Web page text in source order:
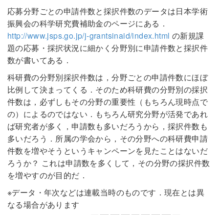
応募分野ごとの申請件数と採択件数のデータは日本学術
振興会の科学研究費補助金のページにある．
http://www.jsps.go.jp/j-grantsinaid/index.html の新規課
題の応募・採択状況に細かく分野別に申請件数と採択件
数が書いてある．
科研費の分野別採択件数は，分野ごとの申請件数にほぼ
比例して決まってくる．そのため科研費の分野別の採択
件数は，必ずしもその分野の重要性（もちろん現時点で
の）によるのではない．もちろん研究分野が活発であれ
ば研究者が多く，申請数も多いだろうから，採択件数も
多いだろう．所属の学会から，その分野への科研費申請
件数を増やそうというキャンペーンを見たことはないだ
ろうか？ これは申請数を多くして，その分野の採択件数
を増やすのが目的だ．
※データ・年次などは連載当時のものです．現在とは異
なる場合があります